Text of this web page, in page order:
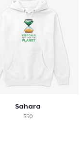
Sahara
$50